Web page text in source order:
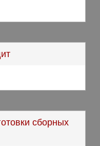
сборных